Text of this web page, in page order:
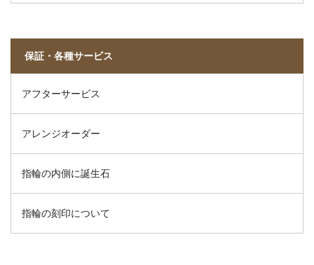
保証・各種サービス
アフターサービス
アレンジオーダー
指輪の内側に誕生石
指輪の刻印について